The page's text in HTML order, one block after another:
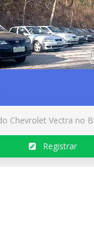
Chevrolet Vectra no
Registrar